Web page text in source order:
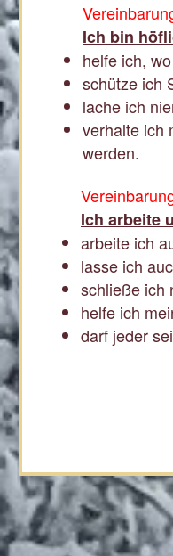
Ich bin
helfe ich,
schütze ich
lache ich
verhalte ich
werden.
Ich arbeite
arbeite ich
lasse ich
schließe ich
helfe ich
darf jeder